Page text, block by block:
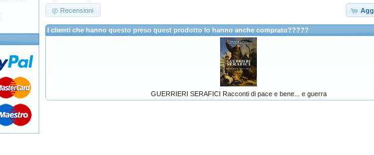
Recensioni
I clienti che hanno questo preso quest prodotto lo hanno anche comprato?????
GUERRIERI SERAFICI Racconti di pace e bene... e guerra